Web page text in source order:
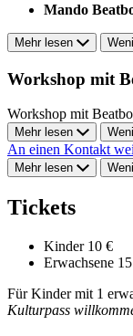
Mando
Mehr lesen
Workshop mit
Workshop mit
Mehr lesen
An einen Kontakt
Mehr lesen
Tickets
Kinder 10 €
Erwachsene
Für Kinder mit 1
Kulturpass